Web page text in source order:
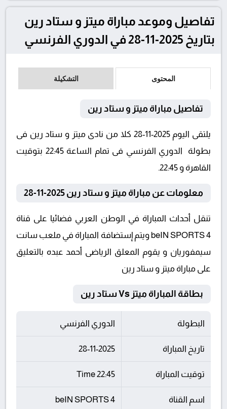
تفاصيل وموعد مباراة ميتز و ستاد رين
بتاريخ 2025-11-28 في الدوري الفرنسي
المحتوى التشكيلة
تفاصيل مباراة ميتز و ستاد رين
يلتقى اليوم 2025-11-28 كلا من نادى ميتز و ستاد رين فى
بطولة الدوري الفرنسي فى تمام الساعة 22:45 بتوقيت
القاهرة و 22:45.
معلومات عن مباراة ميتز و ستاد رين 2025-11-28
تنقل أحداث المباراة في الوطن العربي فضائيا على قناة
beIN SPORTS 4 ويتم إستضافة المباراة في ملعب سانت
سيمفوريان و يقوم المعلق الرياضى أحمد عبده بالتعليق
على مباراة ميتز و ستاد رين
بطاقة المباراة ميتز Vs ستاد رين
البطولة الدوري الفرنسي
تاريخ المباراة 28-11-2025
توقيت المباراة 22:45 Time
اسم القناة beIN SPORTS 4